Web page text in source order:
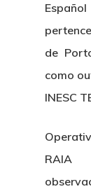
de
como
INESC
RAIA